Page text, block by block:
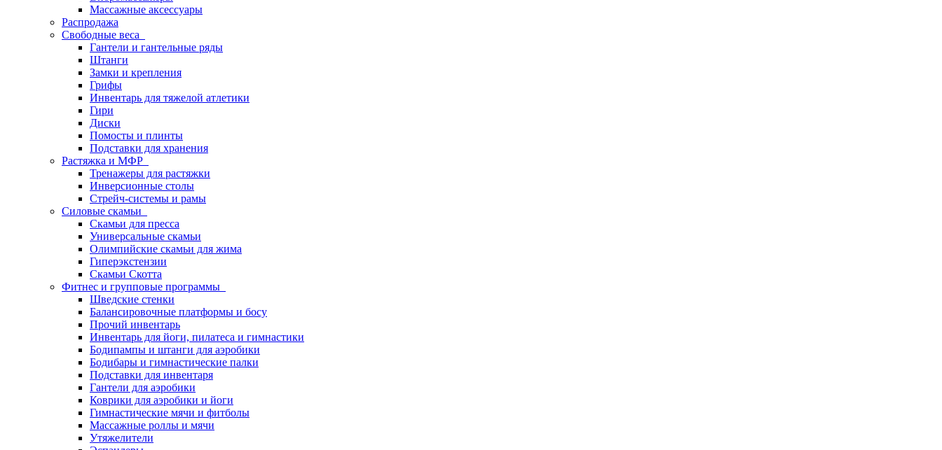
Массажные аксессуары
Распродажа
Свободные веса
Гантели и гантельные ряды
Штанги
Замки и крепления
Грифы
Инвентарь для тяжелой атлетики
Гири
Диски
Помосты и плинты
Подставки для хранения
Растяжка и МФР
Тренажеры для растяжки
Инверсионные столы
Стрейч-системы и рамы
Силовые скамьи
Скамьи для пресса
Универсальные скамьи
Олимпийские скамьи для жима
Гиперэкстензии
Скамьи Скотта
Фитнес и групповые программы
Шведские стенки
Балансировочные платформы и босу
Прочий инвентарь
Инвентарь для йоги, пилатеса и гимнастики
Бодипампы и штанги для аэробики
Бодибары и гимнастические палки
Подставки для инвентаря
Гантели для аэробики
Коврики для аэробики и йоги
Гимнастические мячи и фитболы
Массажные роллы и мячи
Утяжелители